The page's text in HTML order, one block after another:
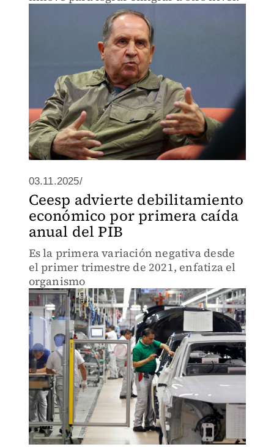
03.11.2025/
Ceesp advierte debilitamiento
económico por primera caída
anual del PIB
Es la primera variación negativa desde
el primer trimestre de 2021, enfatiza el
organismo